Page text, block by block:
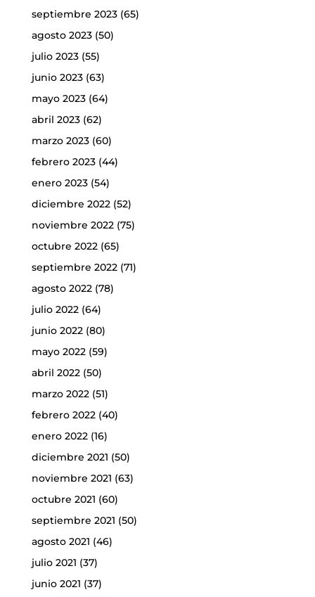
septiembre 2023(65)
agosto 2023(50)
julio 2023(55)
junio 2023(63)
mayo 2023(64)
abril 2023(62)
marzo 2023(60)
febrero 2023(44)
enero 2023(54)
diciembre 2022(52)
noviembre 2022(75)
octubre 2022(65)
septiembre 2022(71)
agosto 2022(78)
julio 2022(64)
junio 2022(80)
mayo 2022(59)
abril 2022(50)
marzo 2022(51)
febrero 2022(40)
enero 2022(16)
diciembre 2021 (50)
noviembre 2021 (63)
octubre 2021 (60)
septiembre 2021 (50)
agosto 2021 (46)
julio 2021 (37)
junio 2021 (37)